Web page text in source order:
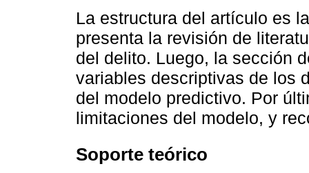
La estructura del artículo es
presenta la revisión de
del delito. Luego, la sección
variables descriptivas de los
del modelo predictivo. Por
limitaciones del modelo, y
Soporte teórico